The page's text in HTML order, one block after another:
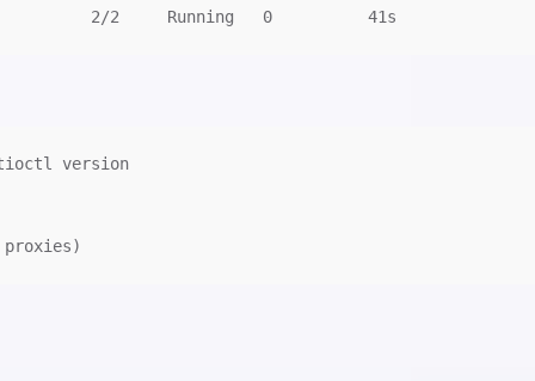
2/2     Running   0          41s
version